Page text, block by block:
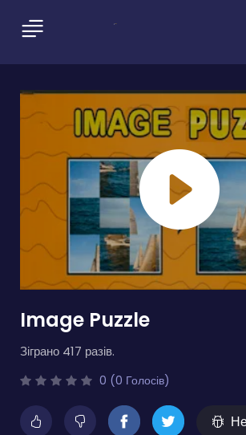
Image Puzzle
Зіграно 417 разів.
0 (0 Голосів)